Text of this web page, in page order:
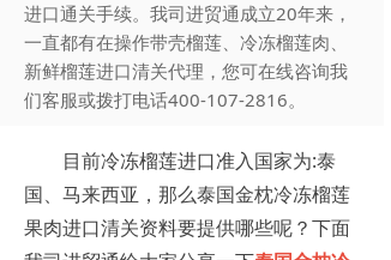
进口通关手续。我司进贸通成立20年来，
一直都有在操作带壳榴莲、冷冻榴莲肉、
新鲜榴莲进口清关代理，您可在线咨询我
们客服或拨打电话400-107-2816。
目前冷冻榴莲进口准入国家为:泰
国、马来西亚，那么泰国金枕冷冻榴莲
果肉进口清关资料要提供哪些呢？下面